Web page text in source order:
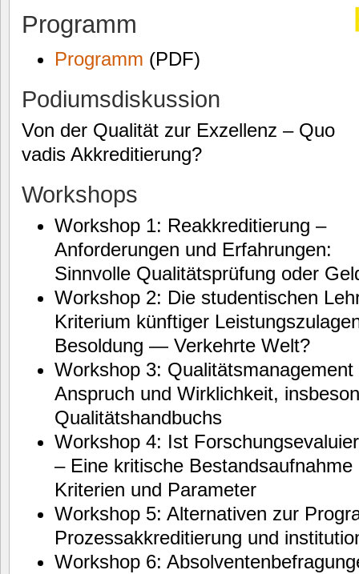
Programm
Programm (PDF)
Podiumsdiskussion
Von der Qualität zur Exzellenz – Quo
vadis Akkreditierung?
Workshops
Workshop 1: Reakkreditierung –
Anforderungen und Erfahrungen:
Sinnvolle Qualitätsprüfung oder
Workshop 2: Die studentischen
Kriterium künftiger
Besoldung — Verkehrte Welt?
Workshop 3:
Anspruch und Wirklichkeit,
Qualitätshandbuchs
Workshop 4: Ist
– Eine kritische
Kriterien und Parameter
Workshop 5: Alternativen zur
Prozessakkreditierung und
Workshop 6: